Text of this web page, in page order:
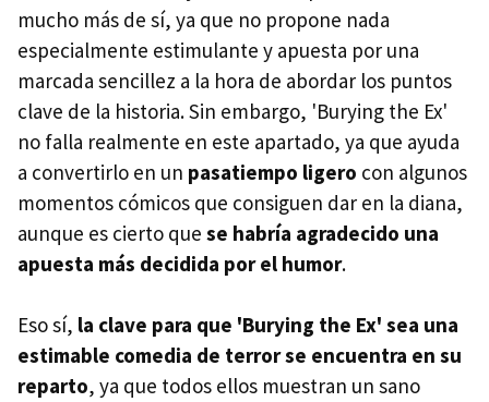
mucho más de sí, ya que no propone nada
especialmente estimulante y apuesta por una
marcada sencillez a la hora de abordar los puntos
clave de la historia. Sin embargo, 'Burying the Ex'
no falla realmente en este apartado, ya que ayuda
a convertirlo en un pasatiempo ligero con algunos
momentos cómicos que consiguen dar en la diana,
aunque es cierto que se habría agradecido una
apuesta más decidida por el humor.
Eso sí, la clave para que 'Burying the Ex' sea una
estimable comedia de terror se encuentra en su
reparto, ya que todos ellos muestran un sano